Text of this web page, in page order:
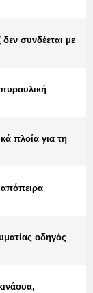
συνδέεται με
πλοία για τη
απόπειρα
οδηγός